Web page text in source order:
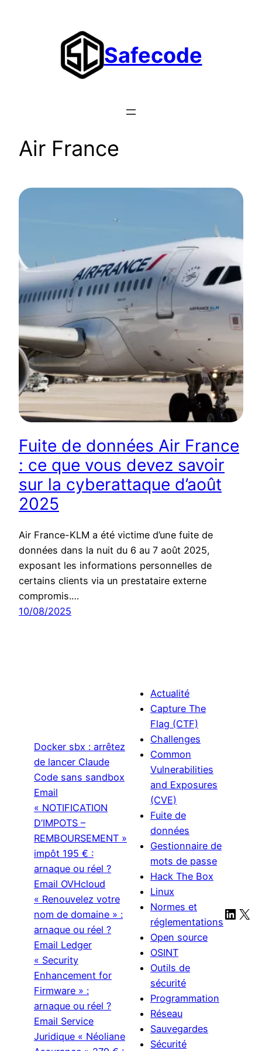
Safecode
Air France
Fuite de données Air France
: ce que vous devez savoir
sur la cyberattaque d’août
2025
Air France-KLM a été victime d’une fuite de
données dans la nuit du 6 au 7 août 2025,
exposant les informations personnelles de
certains clients via un prestataire externe
compromis.…
10/08/2025
Docker sbx : arrêtez
de lancer Claude
Code sans sandbox
Email
« NOTIFICATION
D’IMPOTS –
REMBOURSEMENT »
impôt 195 € :
arnaque ou réel ?
Email OVHcloud
« Renouvelez votre
nom de domaine » :
arnaque ou réel ?
Email Ledger
« Security
Enhancement for
Firmware » :
arnaque ou réel ?
Email Service
Juridique « Néoliane
Actualité
Capture The
Flag (CTF)
Challenges
Common
Vulnerabilities
and Exposures
(CVE)
Fuite de
données
Gestionnaire de
mots de passe
Hack The Box
Linux
Normes et
réglementations
Open source
OSINT
Outils de
sécurité
Programmation
Réseau
Sauvegardes
Sécurité
X